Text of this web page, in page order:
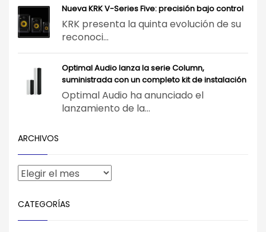
Nueva KRK V-Series Five: precisión bajo control
KRK presenta la quinta evolución de su
reconoci...
Optimal Audio lanza la serie Column,
suministrada con un completo kit de instalación
Optimal Audio ha anunciado el
lanzamiento de la...
ARCHIVOS
CATEGORÍAS